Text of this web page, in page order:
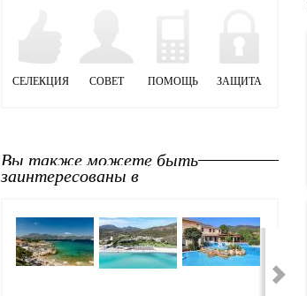
СЕЛЕКЦИЯ СОВЕТ ПОМОЩЬ ЗАЩИТА
Вы также можете быть
заинтересованы в